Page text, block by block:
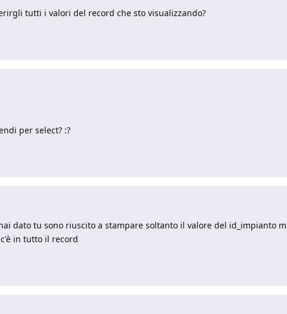
tutti i valori del record che sto visualizzando?
per select? :?
dato tu sono riuscito a stampare soltanto il valore del id_impianto
in tutto il record